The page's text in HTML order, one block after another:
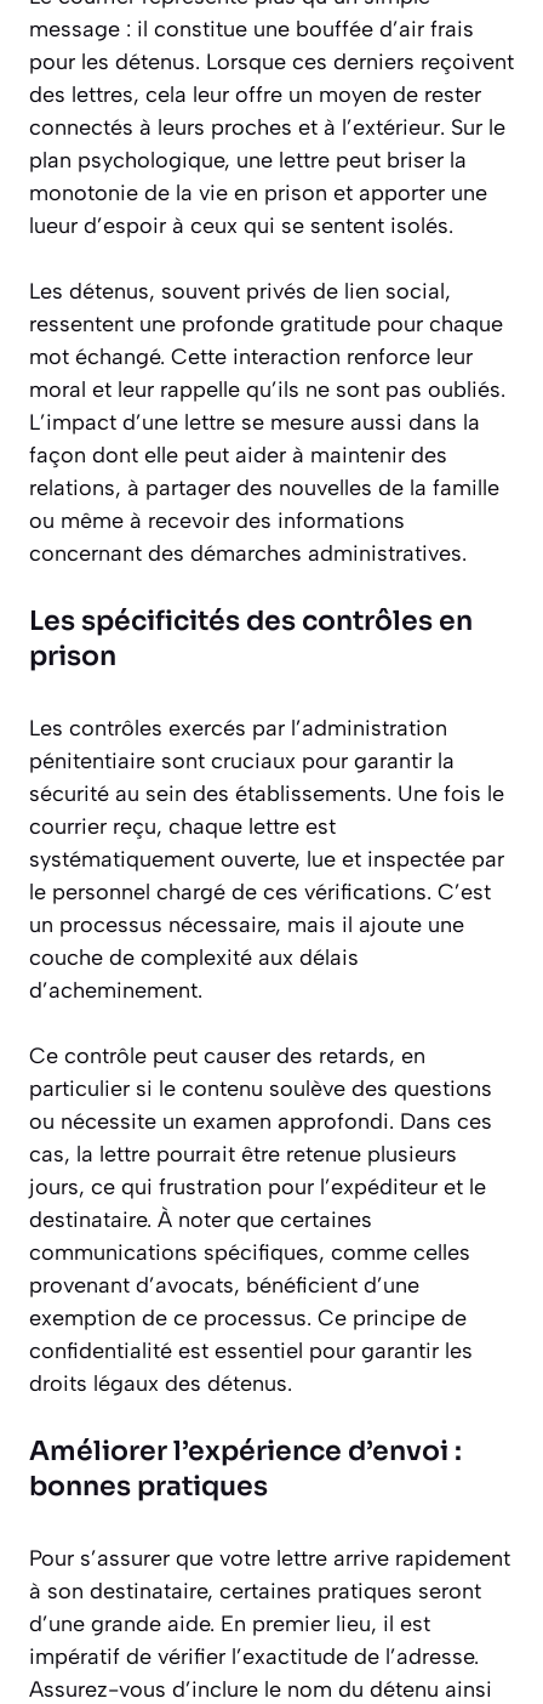
message : il constitue une bouffée d’air frais
pour les détenus. Lorsque ces derniers reçoivent
des lettres, cela leur offre un moyen de rester
connectés à leurs proches et à l’extérieur. Sur le
plan psychologique, une lettre peut briser la
monotonie de la vie en prison et apporter une
lueur d’espoir à ceux qui se sentent isolés.
Les détenus, souvent privés de lien social,
ressentent une profonde gratitude pour chaque
mot échangé. Cette interaction renforce leur
moral et leur rappelle qu’ils ne sont pas oubliés.
L’impact d’une lettre se mesure aussi dans la
façon dont elle peut aider à maintenir des
relations, à partager des nouvelles de la famille
ou même à recevoir des informations
concernant des démarches administratives.
Les spécificités des contrôles en
prison
Les contrôles exercés par l’administration
pénitentiaire sont cruciaux pour garantir la
sécurité au sein des établissements. Une fois le
courrier reçu, chaque lettre est
systématiquement ouverte, lue et inspectée par
le personnel chargé de ces vérifications. C’est
un processus nécessaire, mais il ajoute une
couche de complexité aux délais
d’acheminement.
Ce contrôle peut causer des retards, en
particulier si le contenu soulève des questions
ou nécessite un examen approfondi. Dans ces
cas, la lettre pourrait être retenue plusieurs
jours, ce qui frustration pour l’expéditeur et le
destinataire. À noter que certaines
communications spécifiques, comme celles
provenant d’avocats, bénéficient d’une
exemption de ce processus. Ce principe de
confidentialité est essentiel pour garantir les
droits légaux des détenus.
Améliorer l’expérience d’envoi :
bonnes pratiques
Pour s’assurer que votre lettre arrive rapidement
à son destinataire, certaines pratiques seront
d’une grande aide. En premier lieu, il est
impératif de vérifier l’exactitude de l’adresse.
Assurez-vous d’inclure le nom du détenu ainsi